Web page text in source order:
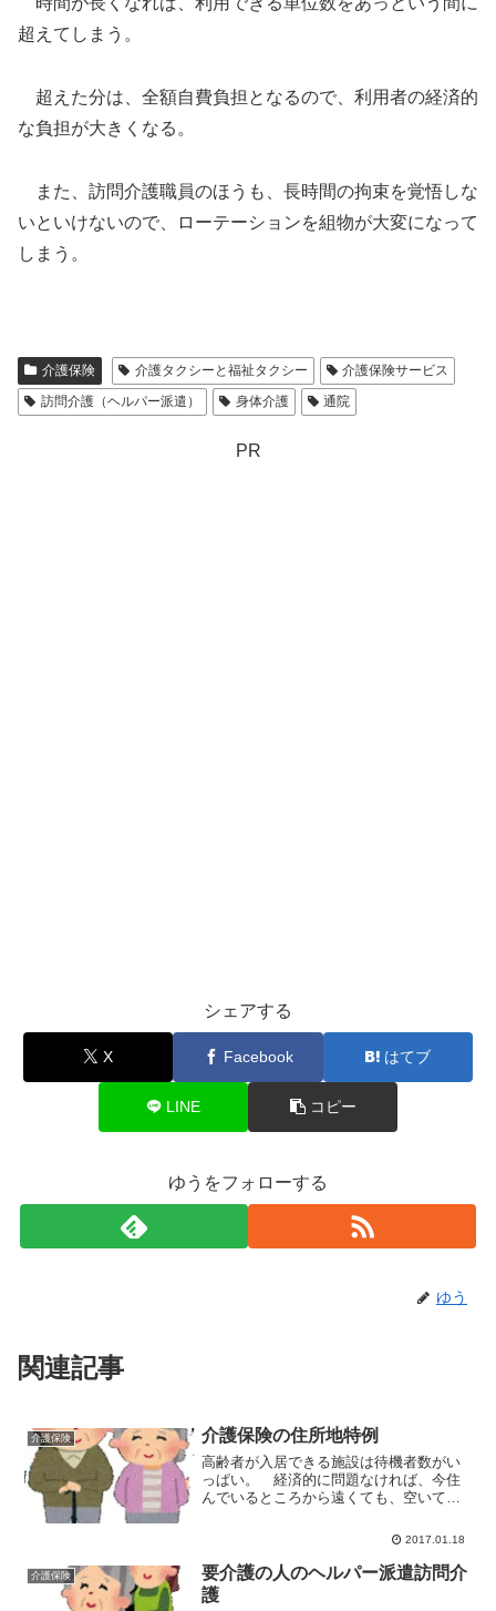
超えてしまう。
超えた分は、全額自費負担となるので、利用者の経済的
な負担が大きくなる。
また、訪問介護職員のほうも、長時間の拘束を覚悟しな
いといけないので、ローテーションを組物が大変になって
しまう。
介護保険 介護タクシーと福祉タクシー
介護保険サービス
訪問介護（ヘルパー派遣）
身体介護 通院
PR
シェアする
X Facebook はてブ
LINE コピー
ゆうをフォローする
ゆう
関連記事
介護保険 介護保険の住所地特例
高齢者が入居できる施設は待機者数がい
っぱい。 経済的に問題なければ、今住
んでいるところから遠くても、空いてい
ですが。 でも、それをやってると、施
になる。 この対策のため...
2017.01.18
介護保険
要介護の人のヘルパー派遣訪問介
護